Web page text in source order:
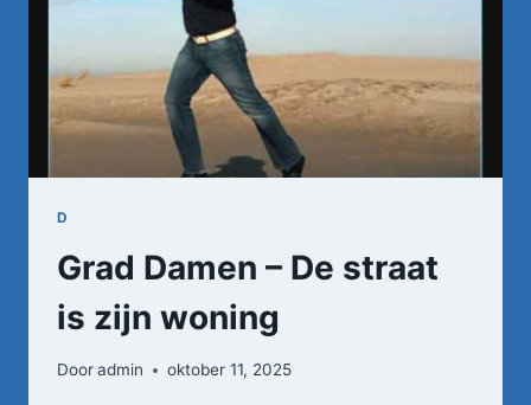
VIDEOCLIP)
D
Grad Damen – De straat
is zijn woning
Dooradmin oktober 11, 2025